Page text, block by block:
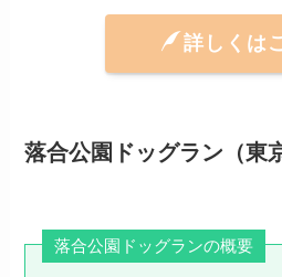
詳しくは
落合公園ドッグラン（東
落合公園ドッグランの概要